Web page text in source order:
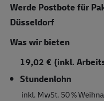
Werde Postbote für
Düsseldorf
Was wir bieten
19,02 € (inkl.
Stundenlohn
inkl. MwSt. 50 %